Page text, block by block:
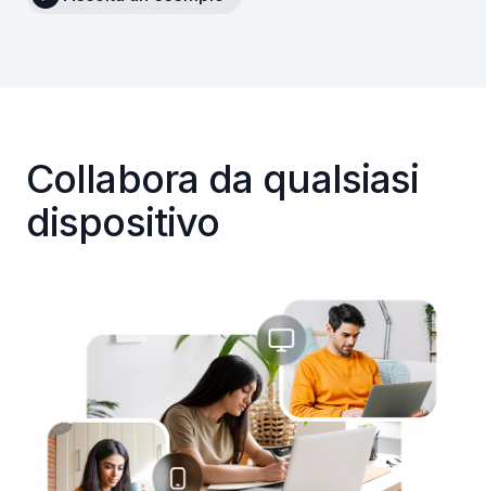
Collabora da qualsiasi
dispositivo